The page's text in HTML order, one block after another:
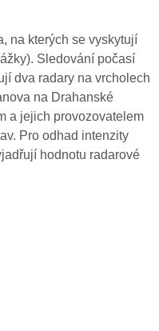
na kterých se vyskytují
Sledování počasí
dva radary na vrcholech
na Drahanské
a jejich provozovatelem
Pro odhad intenzity
hodnotu radarové